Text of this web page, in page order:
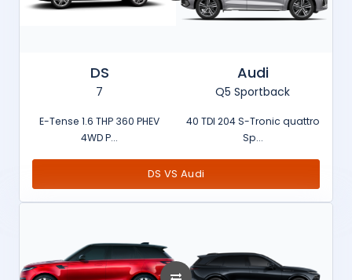
DS
7
E-Tense 1.6 THP 360 PHEV
4WD P...
Audi
Q5 Sportback
40 TDI 204 S-Tronic quattro
Sp...
DS VS Audi